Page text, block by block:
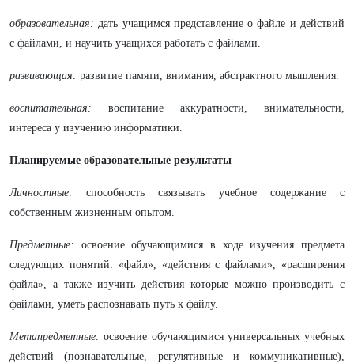
образовательная: дать учащимся представление о файле и действий
с файлами, и научить учащихся работать с файлами.
развивающая: развитие памяти, внимания, абстрактного мышления.
воспитательная: воспитание аккуратности, внимательности,
интереса у изучению информатики.
Планируемые образовательные результаты
Личностные:способность связывать учебное содержание с
собственным жизненным опытом.
Предметные: освоение обучающимися в ходе изучения предмета
следующих понятий: «файл», «действия с файлами», «расширения
файла», а также изучить действия которые можно производить с
файлами, уметь распознавать путь к файлу.
Метапредметные:освоение обучающимися универсальных учебных
действий (познавательные, регулятивные и коммуникативные),